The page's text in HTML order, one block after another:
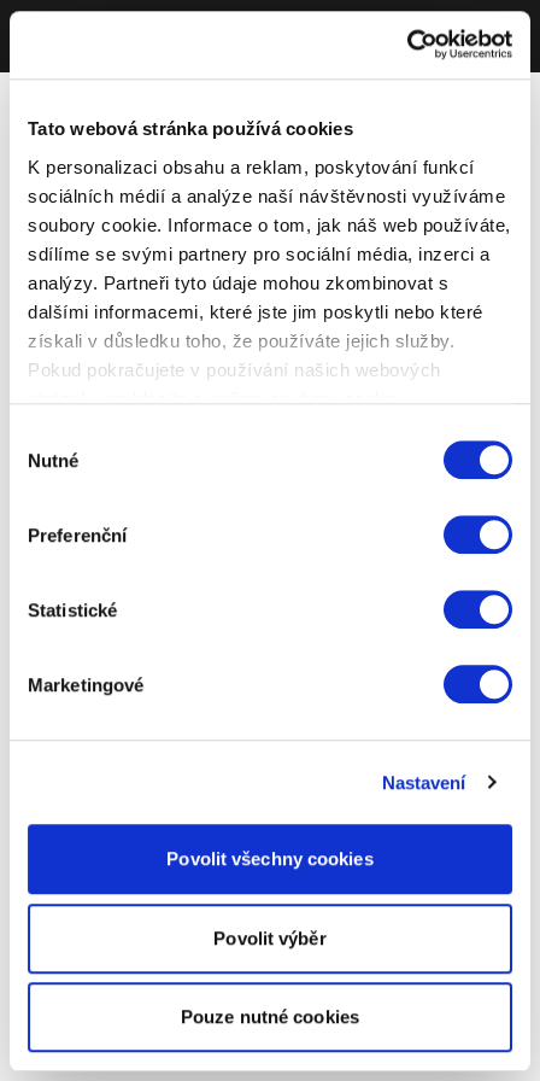
Tato webová stránka používá cookies
K personalizaci obsahu a reklam, poskytování funkcí
sociálních médií a analýze naší návštěvnosti využíváme
soubory cookie. Informace o tom, jak náš web používáte,
sdílíme se svými partnery pro sociální média, inzerci a
analýzy. Partneři tyto údaje mohou zkombinovat s
dalšími informacemi, které jste jim poskytli nebo které
získali v důsledku toho, že používáte jejich služby.
Pokud pokračujete v používání našich webových
souhlasu
Nutné
Preferenční
Statistické
Marketingové
Nastavení
Povolit všechny cookies
Povolit výběr
Pouze nutné cookies